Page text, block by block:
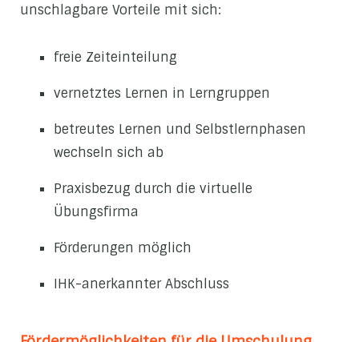
unschlagbare Vorteile mit sich:
freie Zeiteinteilung
vernetztes Lernen in Lerngruppen
betreutes Lernen und Selbstlernphasen
wechseln sich ab
Praxisbezug durch die virtuelle
Übungsfirma
Förderungen möglich
IHK-anerkannter Abschluss